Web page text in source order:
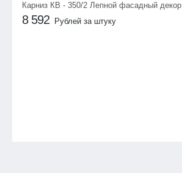
Карниз КВ - 350/2 Лепной фасадный декор
8 592 Рублей за штуку